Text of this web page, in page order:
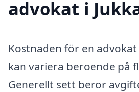
advokat i
Kostnaden för en advokat
kan variera beroende på
Generellt sett beror